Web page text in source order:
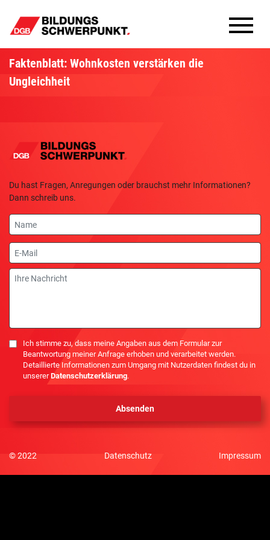
Bildungsschwerpunkte
Faktenblatt: Wohnkosten verstärken die
Ungleichheit
Du hast Fragen, Anregungen oder brauchst mehr Informationen?
Dann schreib uns.
Name
E-
Mail
Nachricht
Einwilligung
Ich stimme zu, dass meine Angaben aus dem Formular zur
Beantwortung meiner Anfrage erhoben und verarbeitet werden.
Detaillierte Informationen zum Umgang mit Nutzerdaten findest du in
unsererDatenschutzerklärung.
© 2022 Datenschutz Impressum